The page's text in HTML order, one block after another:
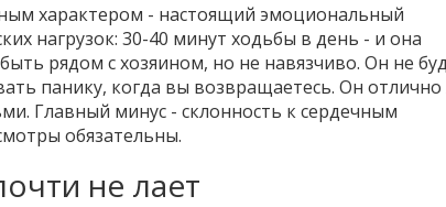
характером - настоящий эмоциональный
нагрузок: 30-40 минут ходьбы в день - и она
рядом с хозяином, но не навязчиво. Он не
панику, когда вы возвращаетесь. Он отлично
Главный минус - склонность к сердечным
обязательны.
не лает